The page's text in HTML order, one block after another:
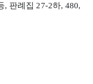
, 판례집 27-2하, 480,